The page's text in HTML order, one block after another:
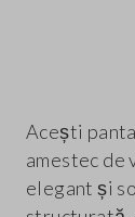
Acești
amestec de
elegant și